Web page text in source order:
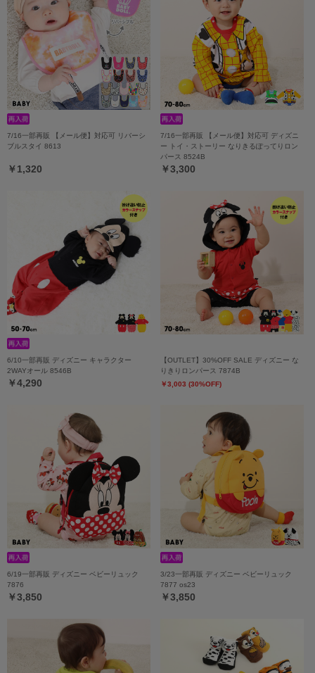
7/16一部再販 【メール便】対応可 リバーシ
ブルスタイ 8613
￥1,320
7/16一部再販 【メール便】対応可 ディズニ
ー トイ・ストーリー なりきるぽってりロン
パース 8524B
￥3,300
6/10一部再販 ディズニー キャラクター
2WAYオール 8546B
￥4,290
【OUTLET】30%OFF SALE ディズニー な
りきりロンパース 7874B
￥3,003 (30%OFF)
6/19一部再販 ディズニー ベビーリュック
7876
￥3,850
3/23一部再販 ディズニー ベビーリュック
7877 os23
￥3,850